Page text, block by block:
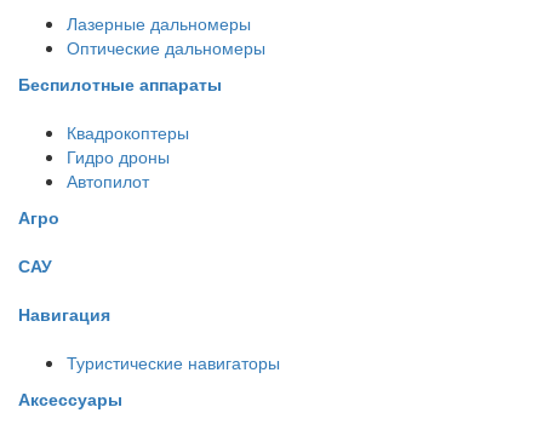
Лазерные дальномеры
Оптические дальномеры
Беспилотные аппараты
Квадрокоптеры
Гидро дроны
Автопилот
Агро
САУ
Навигация
Туристические навигаторы
Аксессуары